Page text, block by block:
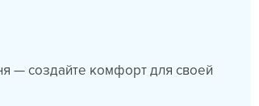
— создайте комфорт для своей